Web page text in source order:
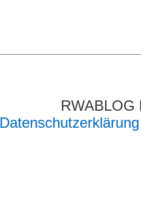
Datenschutzerklärung